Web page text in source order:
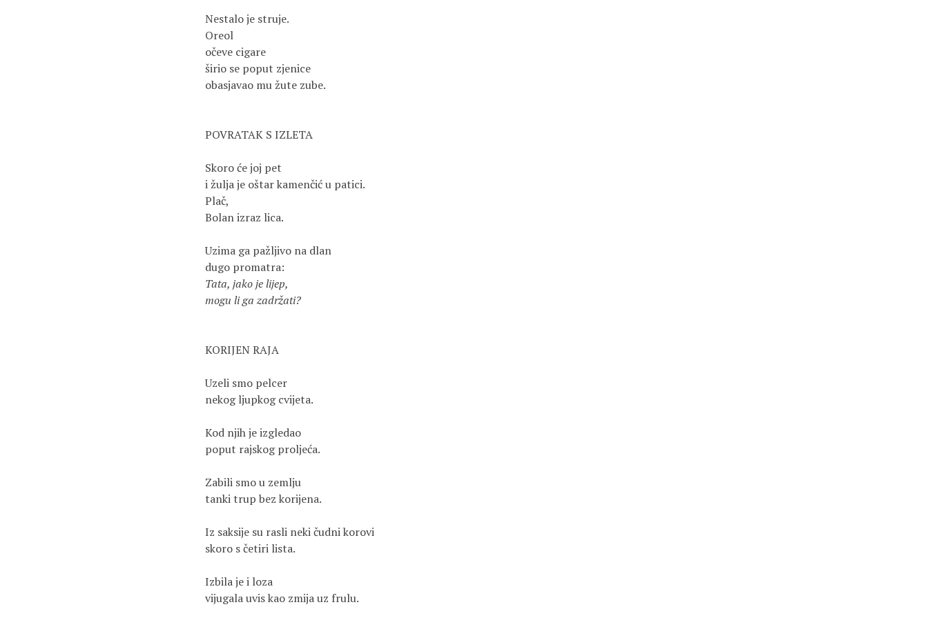
Nestalo je struje.
Oreol
očeve cigare
širio se poput zjenice
obasjavao mu žute zube.
POVRATAK S IZLETA
Skoro će joj pet
i žulja je oštar kamenčić u patici.
Plač,
Bolan izraz lica.
Uzima ga pažljivo na dlan
dugo promatra:
Tata, jako je lijep,
mogu li ga zadržati?
KORIJEN RAJA
Uzeli smo pelcer
nekog ljupkog cvijeta.
Kod njih je izgledao
poput rajskog proljeća.
Zabili smo u zemlju
tanki trup bez korijena.
Iz saksije su rasli neki čudni korovi
skoro s četiri lista.
Izbila je i loza
vijugala uvis kao zmija uz frulu.